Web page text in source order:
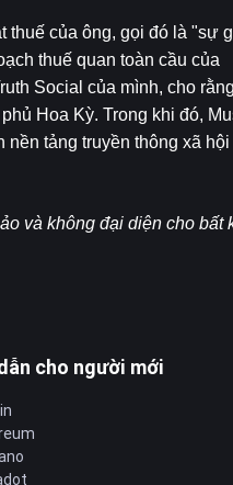
thuế của ông, gọi đó là "sự
thuế quan toàn cầu của
Social của mình, cho rằng
Hoa Kỳ. Trong khi đó,
tảng truyền thông xã hội
và không đại diện cho bất
cho người mới